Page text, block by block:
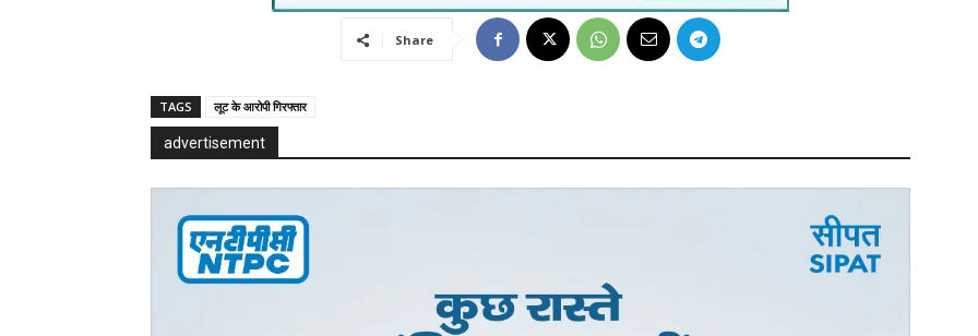
Share
TAGS लूट के आरोपी गिरफ्तार
advertisement